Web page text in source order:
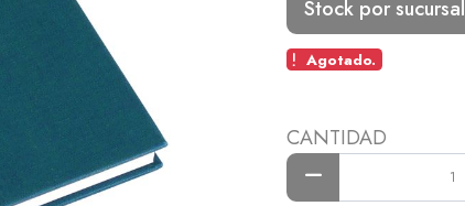
Stock por sucursal
Agotado.
CANTIDAD